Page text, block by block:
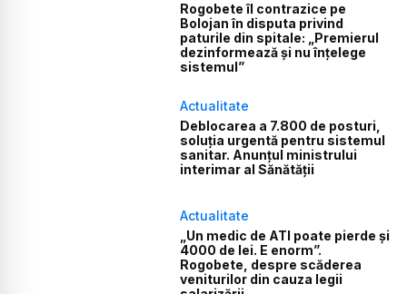
Rogobete îl contrazice pe
Bolojan în disputa privind
paturile din spitale: „Premierul
dezinformează și nu înțelege
sistemul”
Actualitate
Deblocarea a 7.800 de posturi,
soluția urgentă pentru sistemul
sanitar. Anunțul ministrului
interimar al Sănătății
Actualitate
„Un medic de ATI poate pierde și
4000 de lei. E enorm”.
Rogobete, despre scăderea
veniturilor din cauza legii